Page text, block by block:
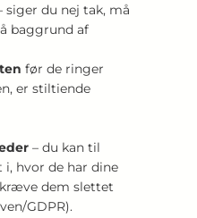
siger du nej tak, må
baggrund af
før de ringer
er stiltiende
– du kan til
hvor de har dine
dem slettet
GDPR).